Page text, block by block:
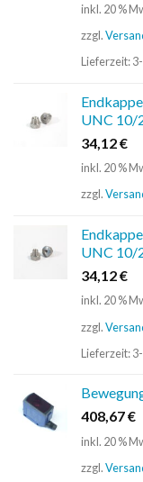
inkl. 20 %
zzgl.
Lieferzeit:
UNC 10/
34,12€
inkl. 20 %
zzgl.
UNC 10/
34,12€
inkl. 20 %
zzgl.
Lieferzeit:
408,67€
inkl. 20 %
zzgl.